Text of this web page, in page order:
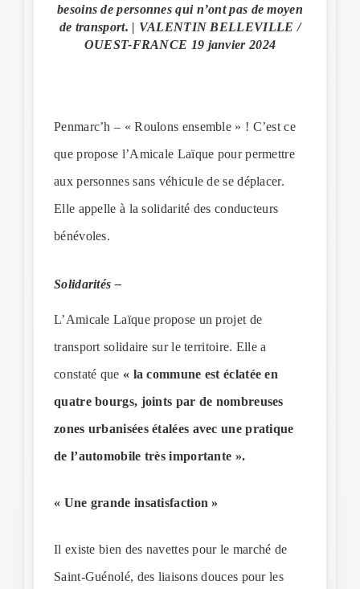
besoins de personnes qui n’ont pas de moyen
de transport. | VALENTIN BELLEVILLE /
OUEST-FRANCE 19 janvier 2024
Penmarc’h – « Roulons ensemble » ! C’est ce
que propose l’Amicale Laïque pour permettre
aux personnes sans véhicule de se déplacer.
Elle appelle à la solidarité des conducteurs
bénévoles.
Solidarités –
L’Amicale Laïque propose un projet de
transport solidaire sur le territoire. Elle a
constaté que « la commune est éclatée en
quatre bourgs, joints par de nombreuses
zones urbanisées étalées avec une pratique
de l’automobile très importante ».
« Une grande insatisfaction »
Il existe bien des navettes pour le marché de
Saint-Guénolé, des liaisons douces pour les